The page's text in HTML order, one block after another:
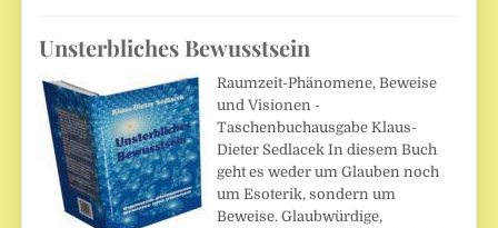
Unsterbliches Bewusstsein
Raumzeit-Phänomene, Beweise
und Visionen -
Taschenbuchausgabe Klaus-
Dieter Sedlacek In diesem Buch
geht es weder um Glauben noch
um Esoterik, sondern um
Beweise. Glaubwürdige,